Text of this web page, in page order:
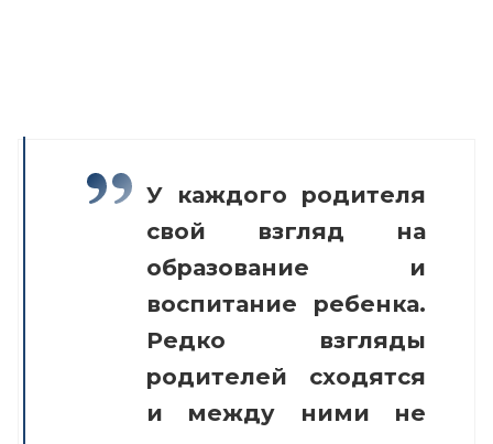
У каждого родителя
свой взгляд на
образование и
воспитание ребенка.
Редко взгляды
родителей сходятся
и между ними не